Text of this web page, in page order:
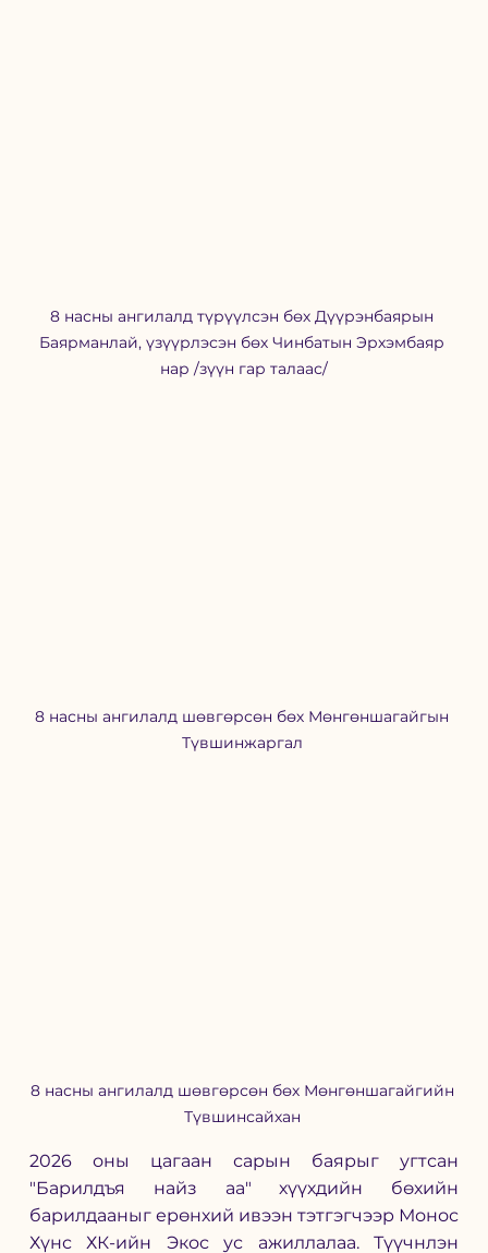
8 насны ангилалд түрүүлсэн бөх Дүүрэнбаярын
Баярманлай, үзүүрлэсэн бөх Чинбатын Эрхэмбаяр
нар /зүүн гар талаас/
8 насны ангилалд шөвгөрсөн бөх Мөнгөншагайгын
Түвшинжаргал
8 насны ангилалд шөвгөрсөн бөх Мөнгөншагайгийн
Түвшинсайхан
2026 оны цагаан сарын баярыг угтсан
"Барилдъя найз аа" хүүхдийн бөхийн
барилдааныг ерөнхий ивээн тэтгэгчээр Монос
Хүнс ХК-ийн Экос ус ажиллалаа. Түүчнлэн